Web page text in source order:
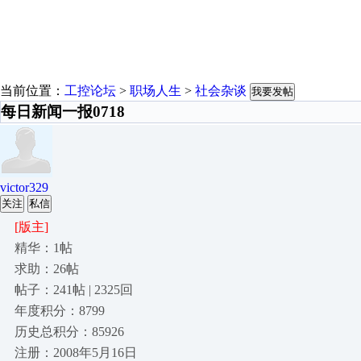
当前位置： 工控论坛 > 职场人生 > 社会杂谈 我要发帖
每日新闻一报0718
victor329
关注 私信
[版主]
精华：1帖
求助：26帖
帖子：241帖 | 2325回
年度积分：8799
历史总积分：85926
注册：2008年5月16日